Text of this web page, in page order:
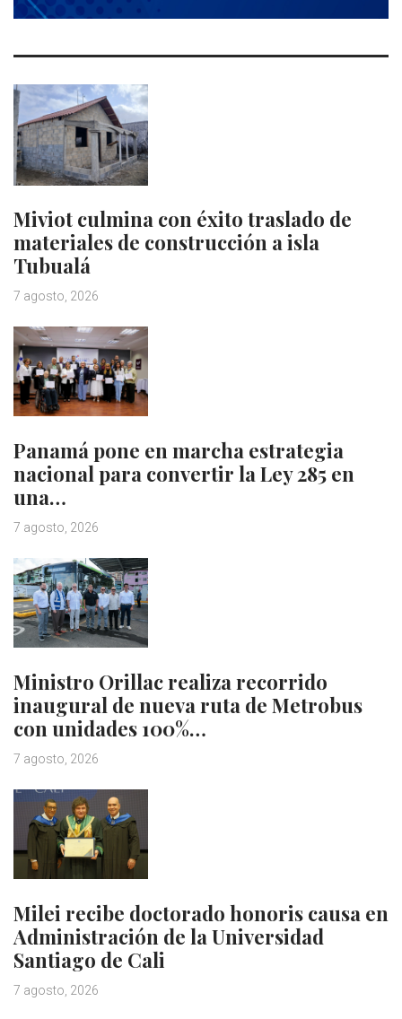
Miviot culmina con éxito traslado de
materiales de construcción a isla
Tubualá
7 agosto, 2026
Panamá pone en marcha estrategia
nacional para convertir la Ley 285 en
una…
7 agosto, 2026
Ministro Orillac realiza recorrido
inaugural de nueva ruta de Metrobus
con unidades 100%…
7 agosto, 2026
Milei recibe doctorado honoris causa en
Administración de la Universidad
Santiago de Cali
7 agosto, 2026